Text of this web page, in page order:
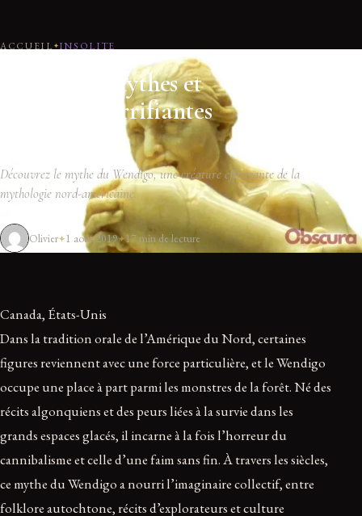
ACCUEIL INSOLITE
Wendigo : Mythes et
Légendes Terrifiantes
Découvrez le mythe du Wendigo, une créature effrayante de la
mythologie nord-américaine.
Olivier 1 août 2019 17 min de lecture
Canada, États-Unis
Dans la tradition orale de l’Amérique du Nord, certaines
figures reviennent avec une force particulière, et le Wendigo
occupe une place à part parmi les monstres de la forêt. Né des
récits algonquiens et des peurs liées à la survie dans les
grands espaces glacés, il incarne à la fois l’horreur du
cannibalisme et celle d’une faim sans fin. À travers les siècles,
ce mythe du Wendigo a nourri l’imaginaire collectif, entre
folklore autochtone, récits d’explorateurs et culture